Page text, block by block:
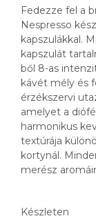
Fedezze fel a
Nespresso
kapszulákkal.
kapszulát
ből 8-as
kávét mély és
érzékszervi
amelyet a
harmonikus
textúrája
kortynál.
merész
Készleten